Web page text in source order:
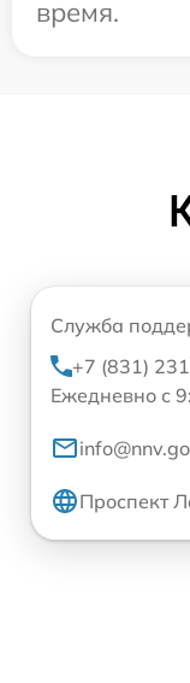
время.
Служба
+7 (831)
Ежедневно с
Проспект